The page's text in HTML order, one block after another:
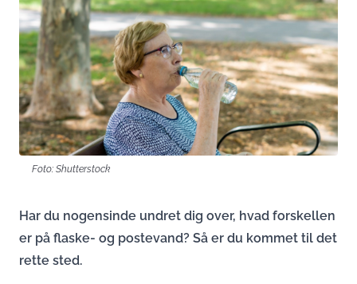
Foto: Shutterstock
Har du nogensinde undret dig over, hvad forskellen
er på flaske- og postevand? Så er du kommet til det
rette sted.